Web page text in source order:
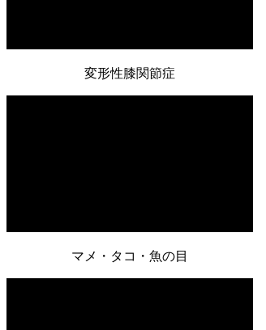
変形性膝関節症
​マメ・タコ・魚の目